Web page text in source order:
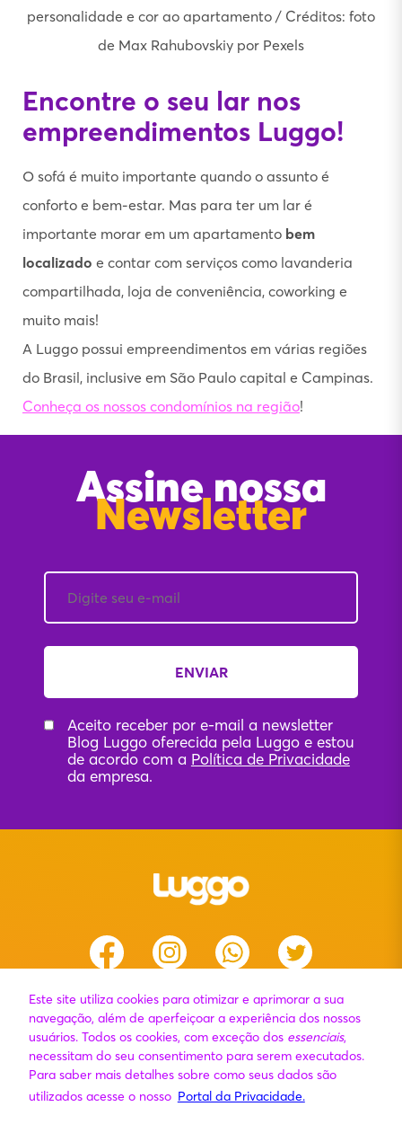
Este site utiliza cookies para otimizar e aprimorar a sua
navegação, além de aperfeiçoar a experiência dos nossos
usuários. Todos os cookies, com exceção dos essenciais,
necessitam do seu consentimento para serem executados.
Para saber mais detalhes sobre como seus dados são
utilizados acesse o nosso Portal da Privacidade.
personalidade e cor ao apartamento / Créditos: foto
de Max Rahubovskiy por Pexels
Encontre o seu lar nos
empreendimentos Luggo!
O sofá é muito importante quando o assunto é
conforto e bem-estar. Mas para ter um lar é
importante morar em um apartamento bem
localizado e contar com serviços como lavanderia
compartilhada, loja de conveniência, coworking e
muito mais!
A Luggo possui empreendimentos em várias regiões
do Brasil, inclusive em São Paulo capital e Campinas.
Conheça os nossos condomínios na região!
Assine nossa
Newsletter
Aceito receber por e-mail a newsletter
Blog Luggo oferecida pela Luggo e estou
de acordo com a Política de Privacidade
da empresa.
Luggo todos os direitos reservados.
Sobre Nós
FAQ